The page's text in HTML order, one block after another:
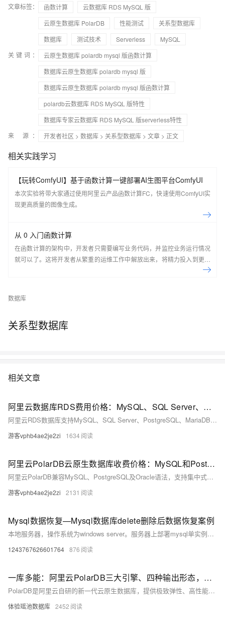
文章标签： 函数计算
云数据库 RDS MySQL 版
云原生数据库 PolarDB
性能测试
关系型数据库
数据库
测试技术 Serverless
MySQL
关键词：
云原生数据库 polardb mysql 版函数计算
数据库云原生数据库 polardb mysql 版
数据库云原生数据库 polardb mysql 版函数计算
polardb云数据库 RDS MySQL 版特性
数据库专家云数据库 RDS MySQL 版serverless特性
来 源：
开发者社区 > 数据库 > 关系型数据库 > 文章 > 正文
相关实践学习
【玩转ComfyUI】基于函数计算一键部署AI生图平台ComfyUI
本次实验将带大家通过使用阿里云产品函数计算FC，快速使用ComfyUI实
现更高质量的图像生成。
从 0 入门函数计算
在函数计算的架构中，开发者只需要编写业务代码，并监控业务运行情况
就可以了。这将开发者从繁重的运维工作中解放出来，将精力投入到更有
数据库
关系型数据库
相关文章
阿里云数据库RDS费用价格：MySQL、SQL Server、PostgreSQL和MariaDB引擎收费标准
阿里云RDS数据库支持MySQL、SQL Server、PostgreSQL、MariaDB，多种引擎优惠上线！MySQL倚天版88元/年，SQL Server 2核4G仅299元/年，PostgreSQL 227元/年起。高可用、可弹性伸缩，安全稳定。详情见官网活动页。
游客vphb4ae2je2zi 1634
阿里云PolarDB云原生数据库收费价格：MySQL和PostgreSQL详细介绍
阿里云PolarDB兼容MySQL、PostgreSQL及Oracle语法，支持集中式与分布式架构。标准版2核4G年费1116元起，企业版最高性能达4核16G，支持HTAP与多级高可用，广泛应用于金融、政务、互联网等领域，TCO成本降低50%。
游客vphb4ae2je2zi 2131
Mysql数据恢复—Mysql数据库delete删除后数据恢复案例
本地服务器，操作系统为windows server。服务器上部署mysql单实例，innodb引擎，独立表空间。未进行数据库备份，未开启binlog。 人为误操作使用Delete命令删除数据时未添加where子句，导致全表数据被删除。删除后未对该表进行任何操作。需要恢复误删除的数据。 在本案例中的mysql数据库未进行备份，也未开启binlog日志，无法直接还原数据库。
1243767626601764 876
一库多能：阿里云PolarDB三大引擎、四种输出形态，覆盖企业数据库全场景
PolarDB是阿里云自研的新一代云原生数据库，提供极致弹性、高性能和海量存储。它包含三个版本：PolarDB-M（兼容MySQL）、PolarDB-PG（兼容PostgreSQL及Oracle语法）和PolarDB-X（分布式数据库）。支持公有云、专有云、DBStack及轻量版等多种形态，满足不同场景需求。2021年，PolarDB-PG与PolarDB-X开源，内核与商业版一致，推动国产数据库生态发展，同时兼容主流国产操作系统与芯片，获得权威安全认证。
体验瑶池数据库 2452